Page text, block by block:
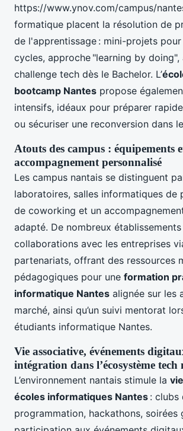
https://www.ynov.com/campus/
formatique placent la résolution de
de l'apprentissage : mini-projets
cycles, approche "learning by doing",
challenge tech dès le Bachelor. L’
bootcamp Nantes propose
intensifs, idéaux pour préparer
ou sécuriser une reconversion dans
Atouts des campus : équipements
accompagnement personnalisé
Les campus nantais se distinguent
laboratoires, salles informatiques de
de coworking et un
adapté. De nombreux
collaborations avec les entreprises
partenariats, offrant des ressources
pédagogiques pour une formation
informatique Nantes alignée sur les
marché, ainsi qu’un suivi mentorat
étudiants informatique Nantes.
Vie associative, événements
intégration dans l’écosystème tech
L’environnement nantais stimule la
écoles informatiques Nantes : clubs
programmation, hackathons, soirées